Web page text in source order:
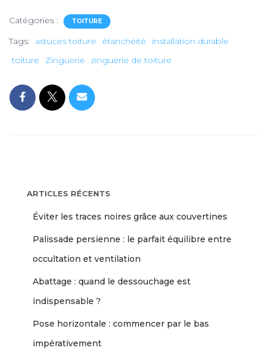
Catégories : TOITURE
Tags: astuces toiture étanchéité
installation durable
toiture
Zinguerie zinguerie de toiture
ARTICLES RÉCENTS
Éviter les traces noires grâce aux couvertines
Palissade persienne : le parfait équilibre entre
occultation et ventilation
Abattage : quand le dessouchage est
indispensable ?
Pose horizontale : commencer par le bas
impérativement